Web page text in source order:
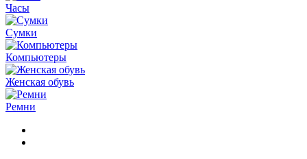
Часы
Сумки
Компьютеры
Женская обувь
Ремни